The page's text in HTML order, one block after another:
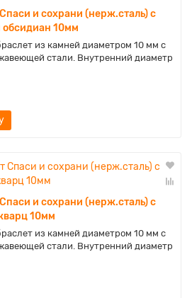
и сохрани (нерж.сталь) с
10мм
из камней диаметром 10 мм с
стали. Внутренний диаметр
и сохрани (нерж.сталь) с
10мм
из камней диаметром 10 мм с
стали. Внутренний диаметр